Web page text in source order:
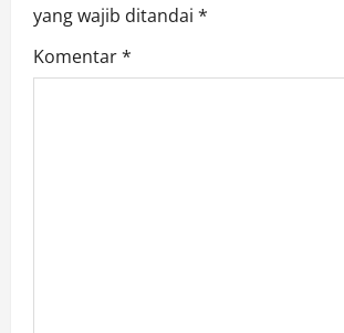
yang wajib ditandai *
Komentar*